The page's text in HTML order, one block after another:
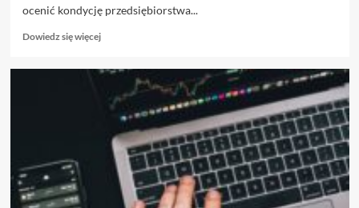
ocenić kondycję przedsiębiorstwa...
Dowiedz się więcejDowiedz
Jakie
wskaźniki
giełdowe
warto
znać
przed
zakupem
akcji?